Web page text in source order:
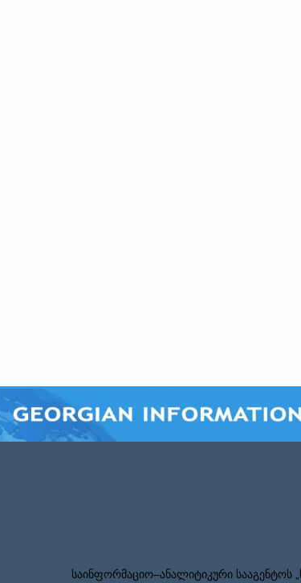
საინფორმაციო–ანალიტიკური